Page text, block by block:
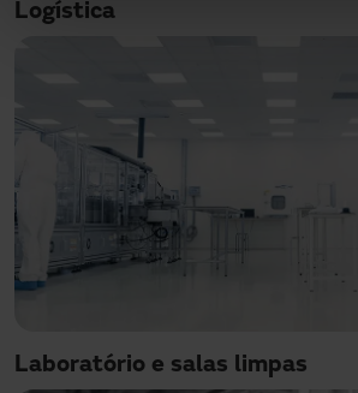
Logística
Laboratório e salas limpas